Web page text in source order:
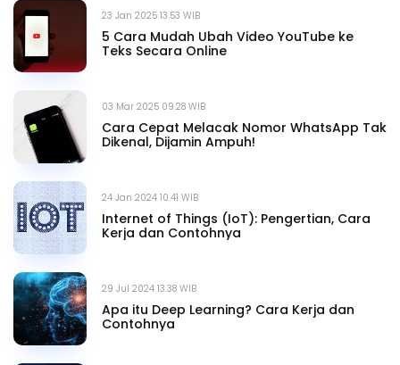
23 Jan 2025 13.53 WIB
5 Cara Mudah Ubah Video YouTube ke
Teks Secara Online
03 Mar 2025 09.28 WIB
Cara Cepat Melacak Nomor WhatsApp Tak
Dikenal, Dijamin Ampuh!
24 Jan 2024 10.41 WIB
Internet of Things (IoT): Pengertian, Cara
Kerja dan Contohnya
29 Jul 2024 13.38 WIB
Apa itu Deep Learning? Cara Kerja dan
Contohnya